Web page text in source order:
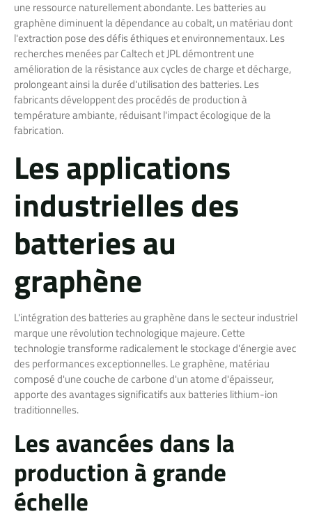
une ressource naturellement abondante. Les batteries au
graphène diminuent la dépendance au cobalt, un matériau dont
l'extraction pose des défis éthiques et environnementaux. Les
recherches menées par Caltech et JPL démontrent une
amélioration de la résistance aux cycles de charge et décharge,
prolongeant ainsi la durée d'utilisation des batteries. Les
fabricants développent des procédés de production à
température ambiante, réduisant l'impact écologique de la
fabrication.
Les applications
industrielles des
batteries au
graphène
L'intégration des batteries au graphène dans le secteur industriel
marque une révolution technologique majeure. Cette
technologie transforme radicalement le stockage d'énergie avec
des performances exceptionnelles. Le graphène, matériau
composé d'une couche de carbone d'un atome d'épaisseur,
apporte des avantages significatifs aux batteries lithium-ion
traditionnelles.
Les avancées dans la
production à grande
échelle